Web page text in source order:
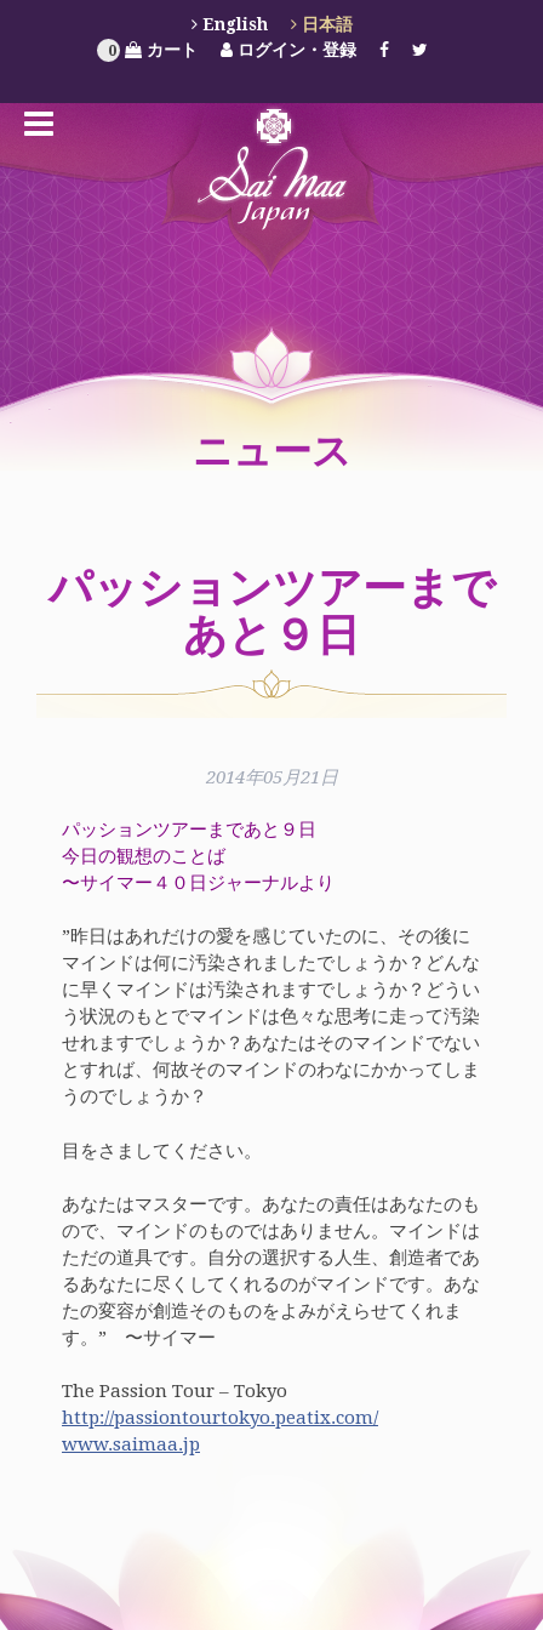
English 日本語
0 カート ログイン・登録
ニュース
パッションツアーまで
あと９日
2014年05月21日
パッションツアーまであと９日
今日の観想のことば
〜サイマー４０日ジャーナルより
”昨日はあれだけの愛を感じていたのに、その後に
マインドは何に汚染されましたでしょうか？どんな
に早くマインドは汚染されますでしょうか？どうい
う状況のもとでマインドは色々な思考に走って汚染
せれますでしょうか？あなたはそのマインドでない
とすれば、何故そのマインドのわなにかかってしま
うのでしょうか？
目をさましてください。
あなたはマスターです。あなたの責任はあなたのも
ので、マインドのものではありません。マインドは
ただの道具です。自分の選択する人生、創造者であ
るあなたに尽くしてくれるのがマインドです。あな
たの変容が創造そのものをよみがえらせてくれま
す。” 〜サイマー
The Passion Tour – Tokyo
http://passiontourtokyo.peatix.com/
www.saimaa.jp